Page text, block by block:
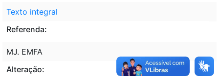
Texto integral
Referenda:
MJ. EMFA
Alteração: